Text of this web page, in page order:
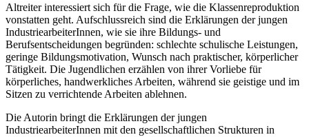
Altreiterinteressiert sich für die Frage, wie die Klassenreproduktion
vonstatten geht. Aufschlussreich sind die Erklärungen der jungen
IndustriearbeiterInnen, wie sie ihre Bildungs- und
Berufsentscheidungen begründen: schlechte schulische Leistungen,
geringe Bildungsmotivation, Wunsch nach praktischer, körperlicher
Tätigkeit. Die Jugendlichen erzählen von ihrer Vorliebe für
körperliches, handwerkliches Arbeiten, während sie geistige und im
Sitzen zu verrichtende Arbeiten ablehnen.
Die Autorin bringt die Erklärungen der jungen
IndustriearbeiterInnen mit den gesellschaftlichen Strukturen in